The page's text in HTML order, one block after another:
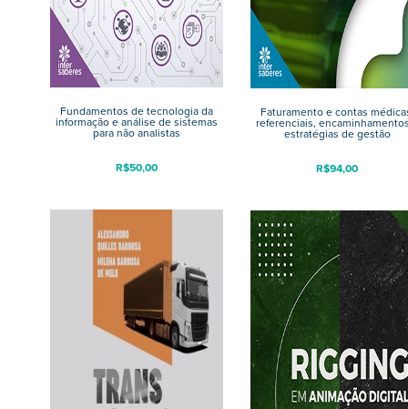
Fundamentos de tecnologia da
informação e análise de sistemas
para não analistas
R$50,00
Faturamento e contas
referenciais,
estratégias de gestão
R$94,00